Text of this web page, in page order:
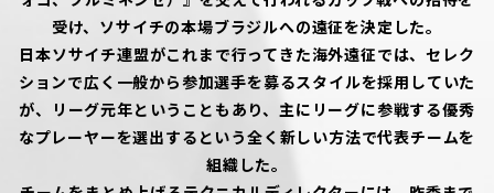
受け、ソサイチの本場ブラジルへの遠征を決定した。
日本ソサイチ連盟がこれまで行ってきた海外遠征では、セレク
ションで広く一般から参加選手を募るスタイルを採用していた
が、リーグ元年ということもあり、主にリーグに参戦する優秀
なプレーヤーを選出するという全く新しい方法で代表チームを
組織した。